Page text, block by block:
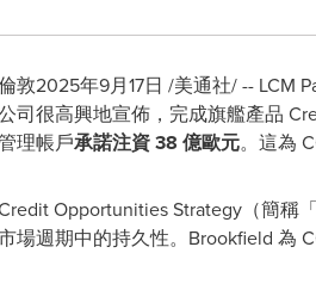
敦2025年9月17日 /美通社/ -- LCM
司很高興地宣佈，完成旗艦產品
理帳戶承諾注資 38 億歐元。這為
Opportunities Strategy（簡稱
場週期中的持久性。Brookfield 為